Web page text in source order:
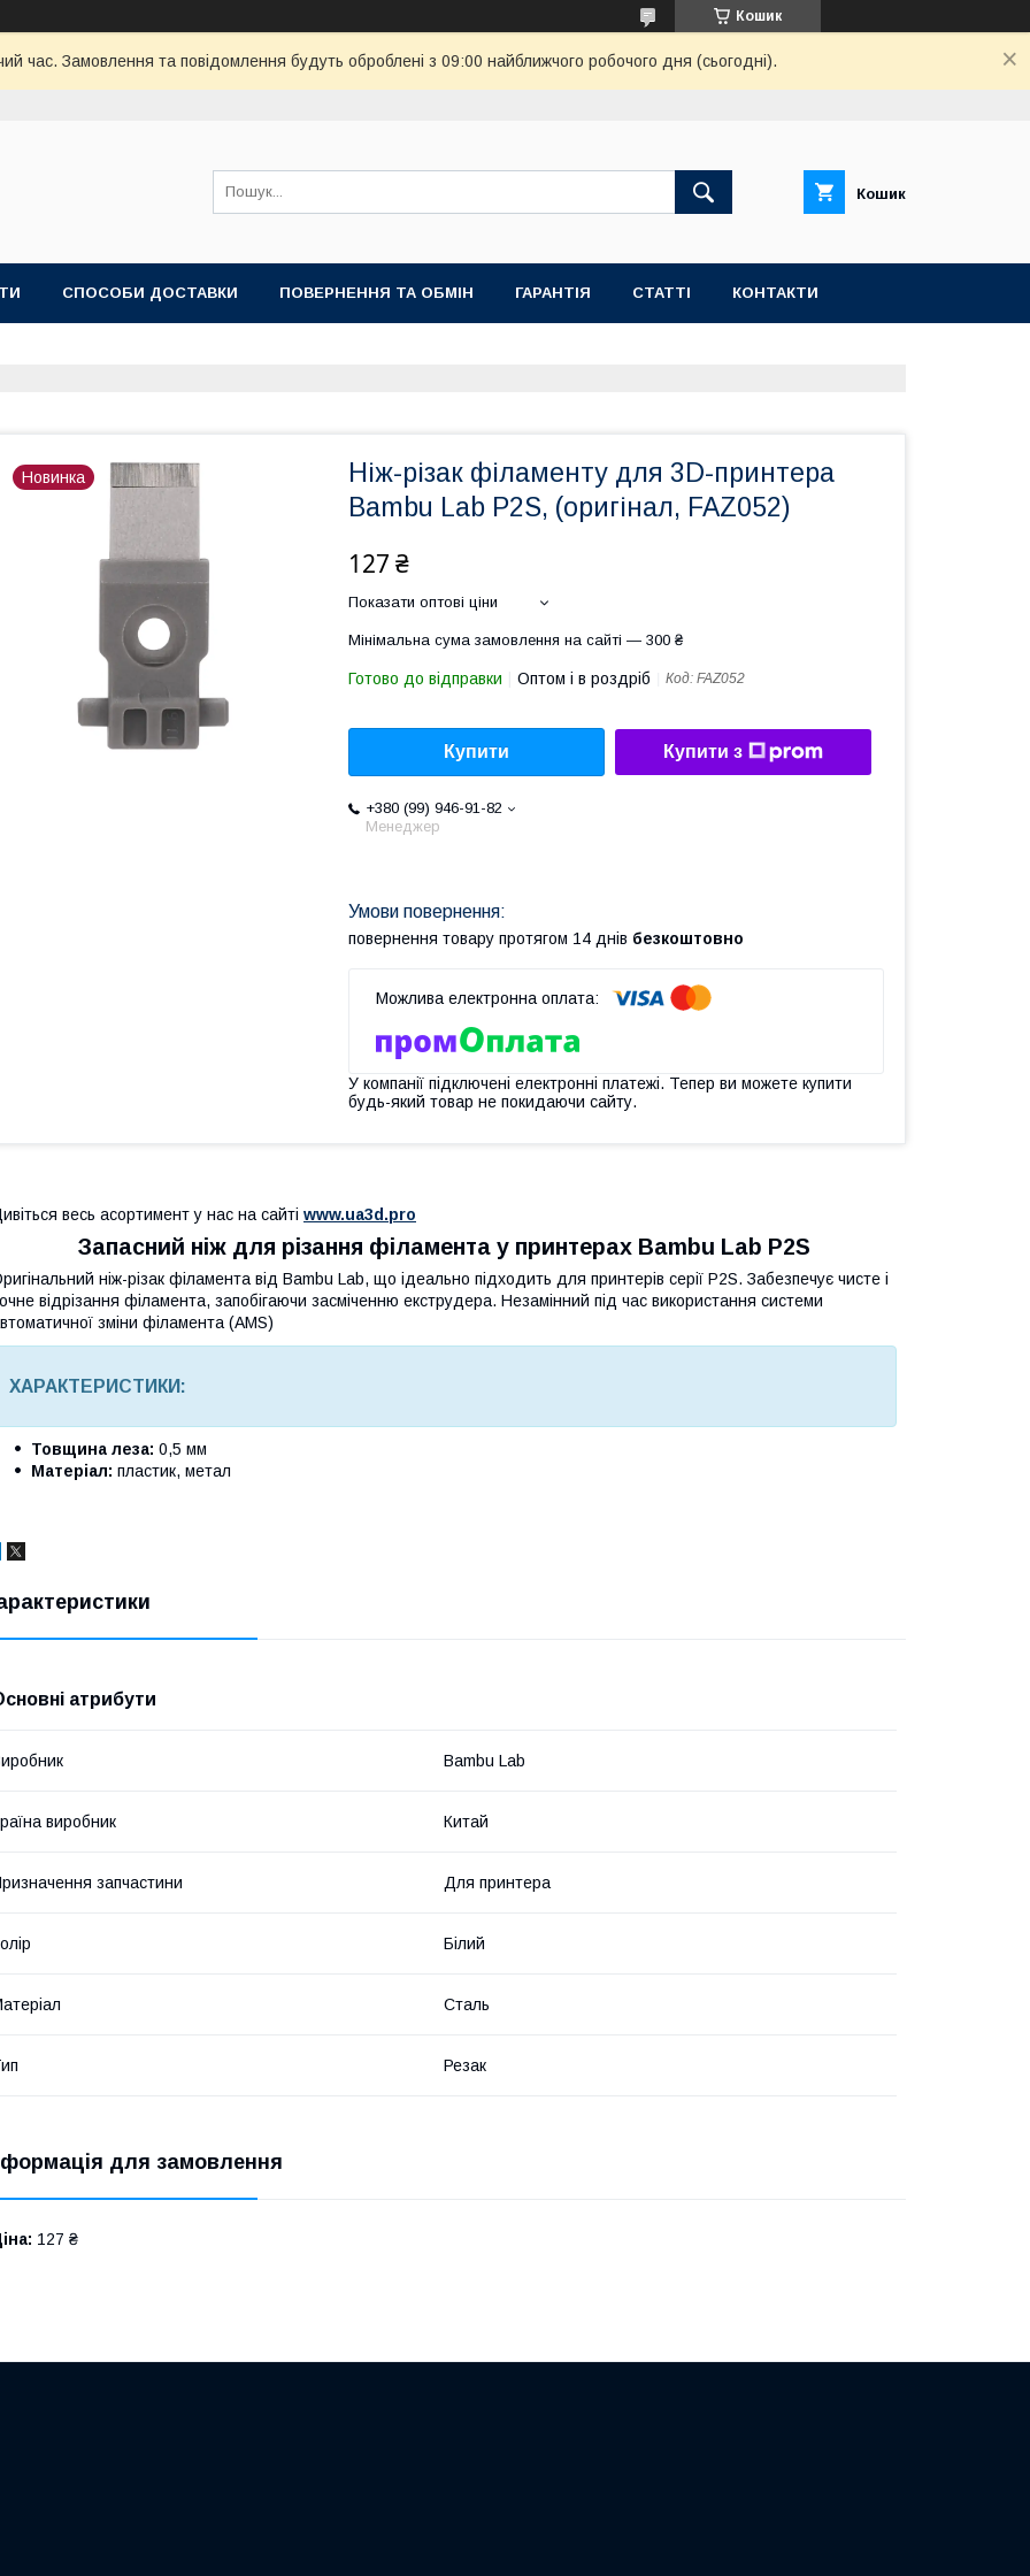
Кошик
час. Замовлення та повідомлення будуть оброблені з 09:00 найближчого робочого дня (сьогодні).
Кошик
СПОСОБИ ДОСТАВКИ ПОВЕРНЕННЯ ТА ОБМІН ГАРАНТІЯ СТАТТІ КОНТАКТИ
Новинка
Ніж-різак філаменту для 3D-принтера
Bambu Lab P2S, (оригінал, FAZ052)
127 ₴
Показати оптові ціни
Мінімальна сума замовлення на сайті — 300 ₴
Готово до відправки Оптом і в роздріб Код: FAZ052
Купити Купити з
+380 (99) 946-91-82
Менеджер
повернення товару протягом 14 днів безкоштовно
У компанії підключені електронні платежі. Тепер ви можете купити
будь-який товар не покидаючи сайту.
весь асортимент у нас на сайті www.ua3d.pro
Запасний ніж для різання філамента у принтерах Bambu Lab P2S
ніж-різак філамента від Bambu Lab, що ідеально підходить для принтерів серії P2S. Забезпечує чисте і
відрізання філамента, запобігаючи засміченню екструдера. Незамінний під час використання системи
зміни філамента (AMS)
ХАРАКТЕРИСТИКИ:
Товщина леза: 0,5 мм
Матеріал: пластик, метал
атрибути
Bambu Lab
виробник Китай
запчастини Для принтера
Білий
Сталь
Резак
для замовлення
127 ₴